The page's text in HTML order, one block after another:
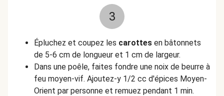
3
Épluchez et coupez les carottes en bâtonnets
de 5-6 cm de longueur et 1 cm de largeur.
Dans une poêle, faites fondre une noix de beurre à
feu moyen-vif. Ajoutez-y 1/2 cc d'épices Moyen-
Orient par personne et remuez pendant 1 min.